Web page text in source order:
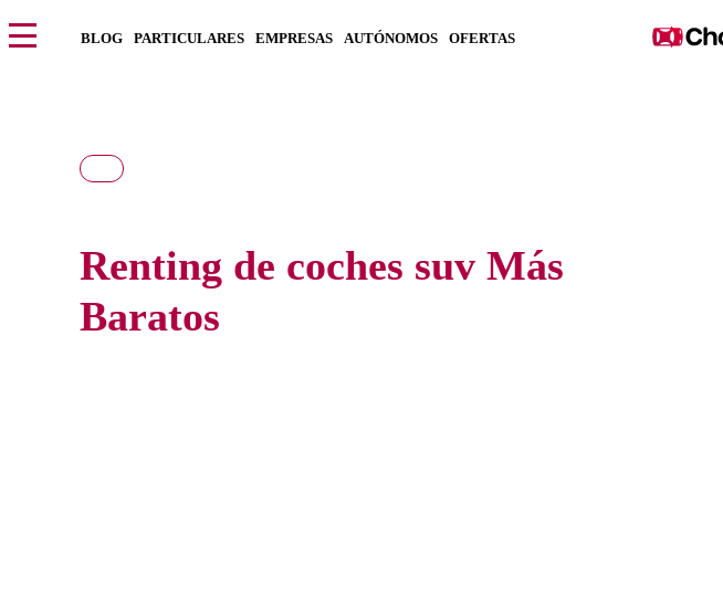
BLOG PARTICULARES EMPRESAS AUTÓNOMOS OFERTAS
Renting de coches suv Más
Baratos